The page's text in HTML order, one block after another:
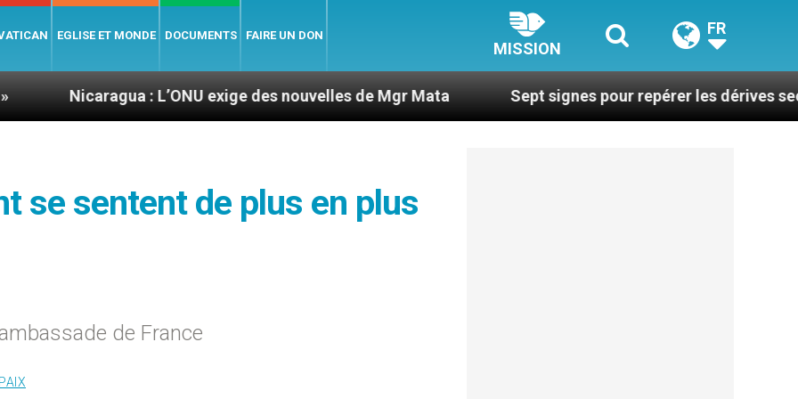
EGLISE ET MONDE DOCUMENTS FAIRE UN DON
MISSION
FR
: L’ONU exige des nouvelles de Mgr Mata Sept signes pour repérer les dérives sectaires du
se sentent de plus en plus
de France